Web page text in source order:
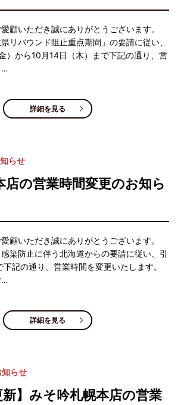
顧いただき誠にありがとうございます。
リバウンド阻止重点期間」の要請に従い、
）から10月14日（木）まで下記の通り、営
…
詳細を見る
らせ
店の営業時間変更のお知ら
顧いただき誠にありがとうございます。
染防止に伴う北海道からの要請に従い、引
記の通り、営業時間を変更いたします。
…
詳細を見る
知らせ
新】みそ吟札幌本店の営業